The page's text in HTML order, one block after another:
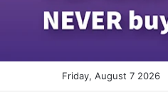
Friday, August 7 2026